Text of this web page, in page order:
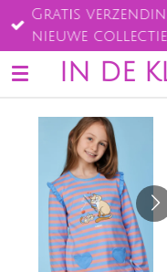
Ga
direct
naar
de
IN DE
Gratis
nieuwe